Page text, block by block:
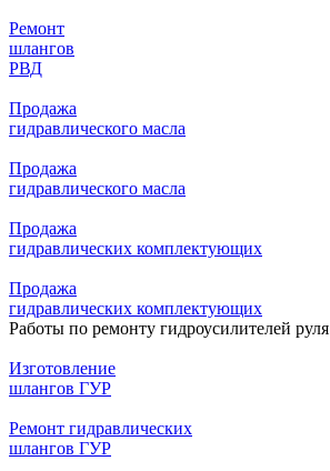
Ремонт
шлангов
РВД
Продажа
гидравлического масла
Продажа
гидравлического масла
Продажа
гидравлических комплектующих
Продажа
гидравлических комплектующих
Работы по ремонту гидроусилителей руля
Изготовление
шлангов ГУР
Ремонт гидравлических
шлангов ГУР